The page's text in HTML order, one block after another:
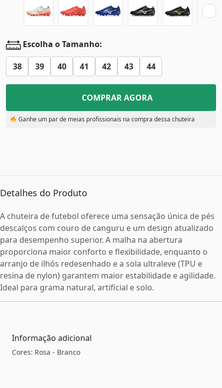
Escolha o Tamanho:
38 39 40 41 42 43 44
COMPRAR AGORA
Ganhe um par de meias profissionais na compra dessa chuteira
Detalhes do Produto
A chuteira de futebol oferece uma sensação única de pés
descalços com couro de canguru e um design atualizado
para desempenho superior. A malha na abertura
proporciona maior conforto e flexibilidade, enquanto o
arranjo de ilhós redesenhado e a sola ultraleve (TPU e
resina de nylon) garantem maior estabilidade e agilidade.
Ideal para grama natural, artificial e solo.
Informação adicional
Cores: Rosa - Branco